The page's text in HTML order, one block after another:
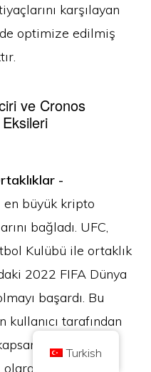
karşılayan
optimize edilmiş
ve Cronos
-
en büyük kripto
bağladı. UFC,
Kulübü ile ortaklık
2022 FIFA Dünya
başardı. Bu
tarafından
bir şekilde
CRO'den
10490224
Street, Londra, Birleşik Krallık,
tavsiyesi değildir. Geçmiş
değildir. Kripto paraya yatırım
içerir.
Davranış Otoritesi tarafından
Finansal Hizmetler Tazminat
Krallık Finansal Ombudsman
tabi değildir. Kripto paraya
Kripto para satışlarından elde
vergisi uygulanabilir.
BIZE ULAŞIN
Turkish